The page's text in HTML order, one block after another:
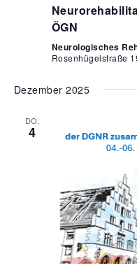
ÖGN
Neurologisches
Rosenhügelstraße
Dezember 2025
DO.
4